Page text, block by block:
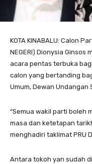
KOTA KINABALU: Calon
NEGERI) Dionysia
acara pentas terbuka
calon yang bertanding
Umum, Dewan Undangan
“Semua wakil parti boleh
masa dan ketetapan
menghadiri taklimat PRU
Antara tokoh yan sudah